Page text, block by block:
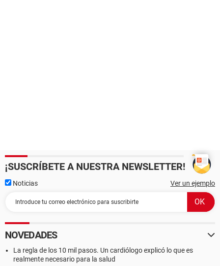
¡SUSCRÍBETE A NUESTRA NEWSLETTER!
Noticias Ver un ejemplo
NOVEDADES
La regla de los 10 mil pasos. Un cardiólogo explicó lo que es
realmente necesario para la salud